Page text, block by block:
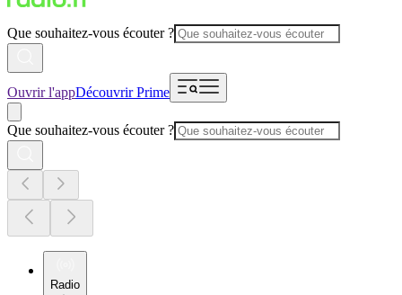
Que souhaitez-vous écouter ?
Ouvrir l'appDécouvrir Prime
Que souhaitez-vous écouter ?
Radio